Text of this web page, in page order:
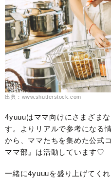
出典：www.shutterstock.com
4yuuuはママ向けにさまざま
す。よりリアルで参考になる
から、ママたちを集めた公式
ママ部』は活動しています♡
一緒に4yuuuを盛り上げてく